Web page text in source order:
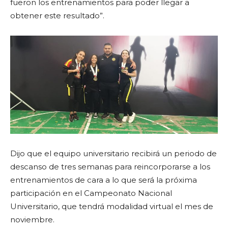
fueron los entrenamientos para poder llegar a
obtener este resultado”.
Dijo que el equipo universitario recibirá un periodo de
descanso de tres semanas para reincorporarse a los
entrenamientos de cara a lo que será la próxima
participación en el Campeonato Nacional
Universitario, que tendrá modalidad virtual el mes de
noviembre.